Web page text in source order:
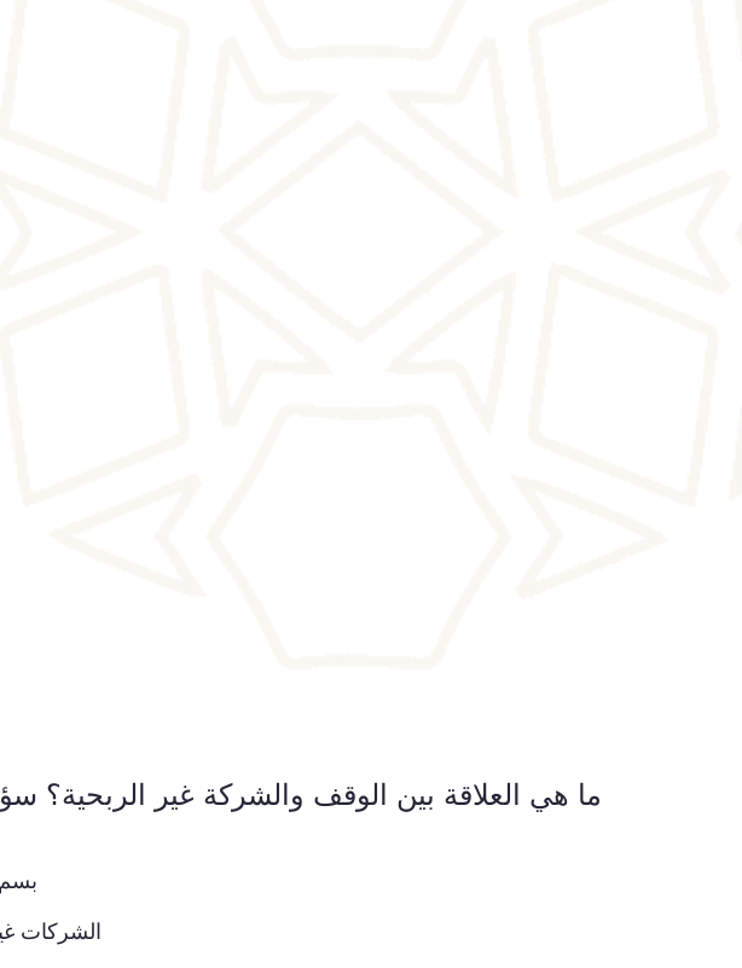
ما هي العلاقة بين الوقف والشركة غير الربحية؟
بسم
الشركات